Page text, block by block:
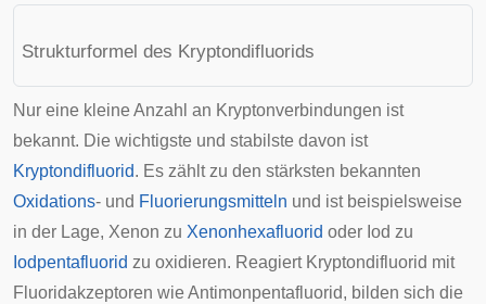
Strukturformel des Kryptondifluorids
Nur eine kleine Anzahl an Kryptonverbindungen ist
bekannt. Die wichtigste und stabilste davon ist
Kryptondifluorid. Es zählt zu den stärksten bekannten
Oxidations- und Fluorierungsmitteln und ist beispielsweise
in der Lage, Xenon zu Xenonhexafluorid oder Iod zu
Iodpentafluorid zu oxidieren. Reagiert Kryptondifluorid mit
Fluoridakzeptoren wie Antimonpentafluorid, bilden sich die